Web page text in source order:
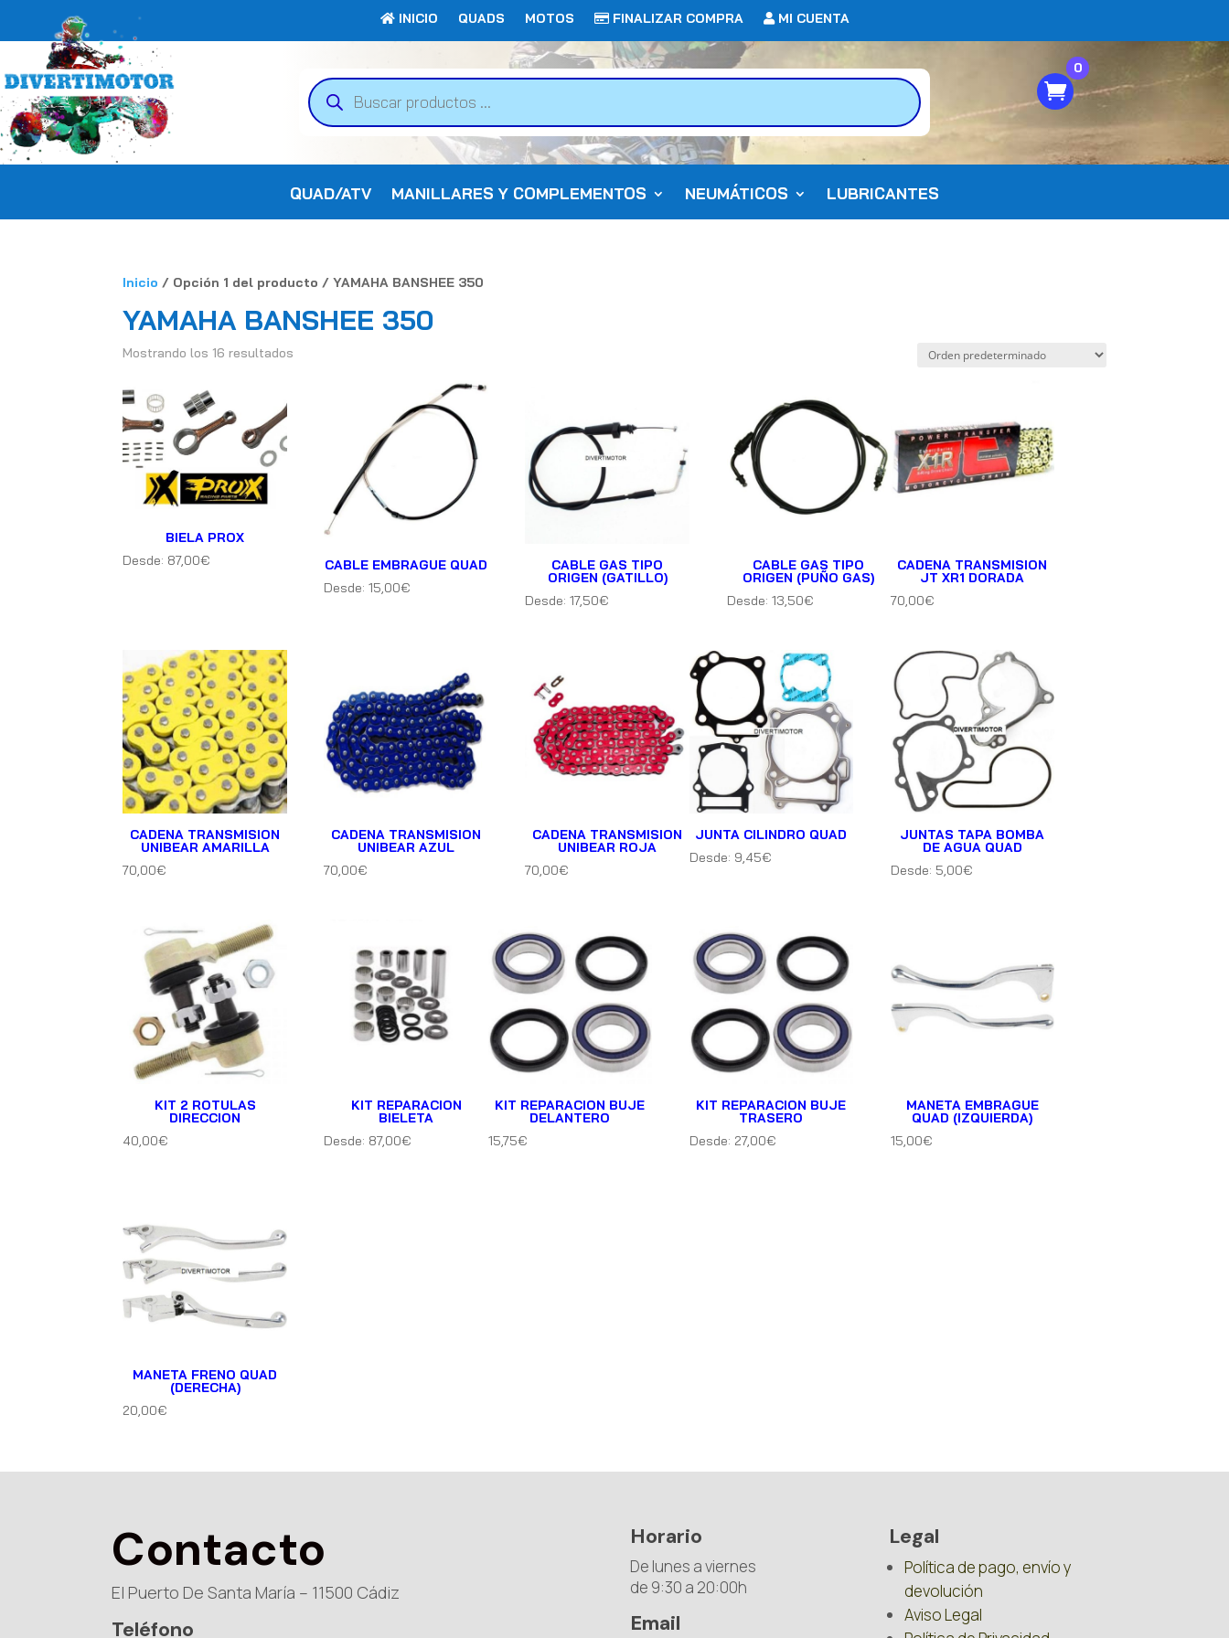
INICIO QUADS MOTOS FINALIZAR COMPRA MI CUENTA
Búsqueda
de
productos
0
QUAD/ATV MANILLARES Y COMPLEMENTOS NEUMÁTICOS LUBRICANTES
Inicio / Opción 1 del producto / YAMAHA BANSHEE 350
YAMAHA BANSHEE 350
Mostrando los 16 resultados
BIELA PROX
Desde: 87,00€
CABLE EMBRAGUE QUAD
Desde:15,00€
CABLE GAS TIPO
ORIGEN (GATILLO)
Desde:17,50€
CABLE GAS TIPO
ORIGEN (PUÑO GAS)
Desde: 13,50€
CADENA TRANSMISION
JT XR1 DORADA
70,00€
CADENA TRANSMISION
UNIBEAR AMARILLA
70,00€
CADENA TRANSMISION
UNIBEAR AZUL
70,00€
CADENA TRANSMISION
UNIBEAR ROJA
70,00€
JUNTA CILINDRO QUAD
Desde: 9,45€
JUNTAS TAPA BOMBA
DE AGUA QUAD
Desde: 5,00€
KIT 2 ROTULAS
DIRECCION
40,00€
KIT REPARACION
BIELETA
Desde: 87,00€
KIT REPARACION BUJE
DELANTERO
15,75€
KIT REPARACION BUJE
TRASERO
Desde: 27,00€
MANETA EMBRAGUE
QUAD (IZQUIERDA)
15,00€
MANETA FRENO QUAD
(DERECHA)
20,00€
Contacto
El Puerto De Santa María – 11500 Cádiz
Teléfono
Horario
De lunes a viernes
de 9:30 a 20:00h
Email
Legal
Política de pago, envío y
devolución
Aviso Legal